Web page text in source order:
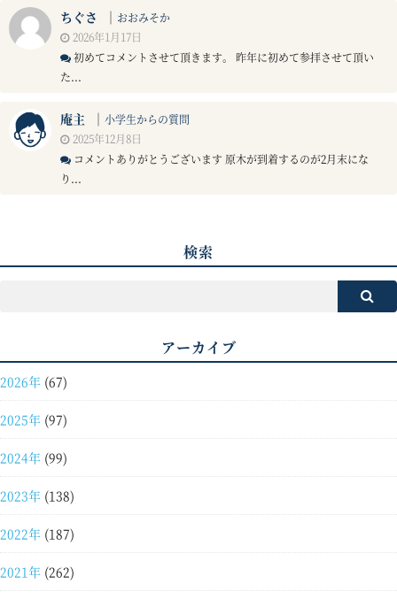
ちぐさ ｜ おおみそか
2026年1月17日
初めてコメントさせて頂きます。 昨年に初めて参拝させて頂い
た...
庵主 ｜ 小学生からの質問
2025年12月8日
コメントありがとうございます 原木が到着するのが2月末にな
り...
検索
アーカイブ
2026年 (67)
2025年 (97)
2024年 (99)
2023年 (138)
2022年 (187)
2021年 (262)